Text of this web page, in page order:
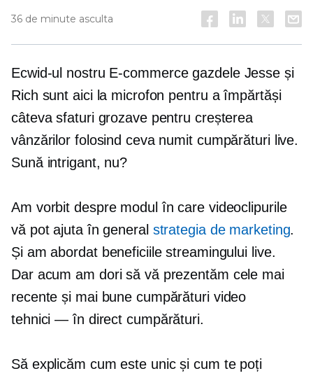
36 de minute asculta
Ecwid-ul nostru E-commercegazdele Jesse și
Rich sunt aici la microfon pentru a împărtăși
câteva sfaturi grozave pentru creșterea
vânzărilor folosind ceva numit cumpărături live.
Sună intrigant, nu?
Am vorbit despre modul în care videoclipurile
vă pot ajuta în general strategia de marketing.
Și am abordat beneficiile streamingului live.
Dar acum am dori să vă prezentăm cele mai
recente și mai bune cumpărături video
tehnici — în direct cumpărături.
Să explicăm cum este unic și cum te poți